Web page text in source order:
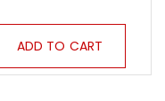
ADD TO CART